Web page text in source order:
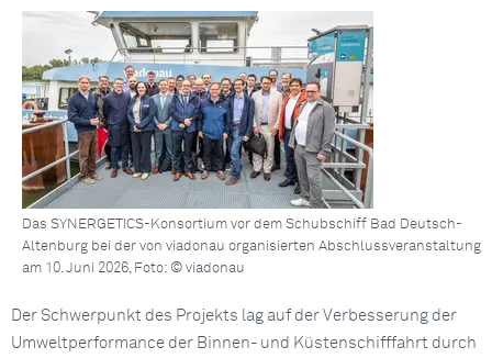
Das SYNERGETICS-Konsortium vor dem Schubschiff Bad Deutsch-
Altenburg bei der von viadonau organisierten Abschlussveranstaltung
am 10. Juni 2026, Foto: © viadonau
Der Schwerpunkt des Projekts lag auf der Verbesserung der
Umweltperformance der Binnen- und Küstenschifffahrt durch